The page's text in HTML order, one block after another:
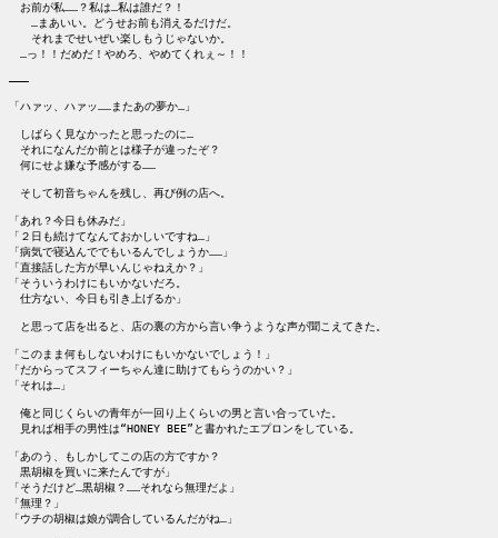
お前が私……？私は…私は誰だ？！
…まあいい。どうせお前も消えるだけだ。
それまでせいぜい楽しもうじゃないか。
…っ！！だめだ！やめろ、やめてくれぇ～！！
―――
「ハァッ、ハァッ……またあの夢か…」
しばらく見なかったと思ったのに…
それになんだか前とは様子が違ったぞ？
何にせよ嫌な予感がする……
そして初音ちゃんを残し、再び例の店へ。
「あれ？今日も休みだ」
「２日も続けてなんておかしいですね…」
「病気で寝込んででもいるんでしょうか……」
「直接話した方が早いんじゃねえか？」
「そういうわけにもいかないだろ。
仕方ない、今日も引き上げるか」
と思って店を出ると、店の裏の方から言い争うような声が聞こえてきた。
「このまま何もしないわけにもいかないでしょう！」
「だからってスフィーちゃん達に助けてもらうのかい？」
「それは…」
俺と同じくらいの青年が一回り上くらいの男と言い合っていた。
見れば相手の男性は“HONEY BEE”と書かれたエプロンをしている。
「あのう、もしかしてこの店の方ですか？
黒胡椒を買いに来たんですが」
「そうだけど…黒胡椒？……それなら無理だよ」
「無理？」
「ウチの胡椒は娘が調合しているんだがね…」